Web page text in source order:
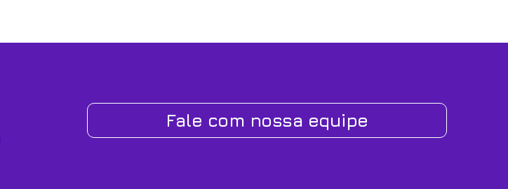
Fale com nossa equipe